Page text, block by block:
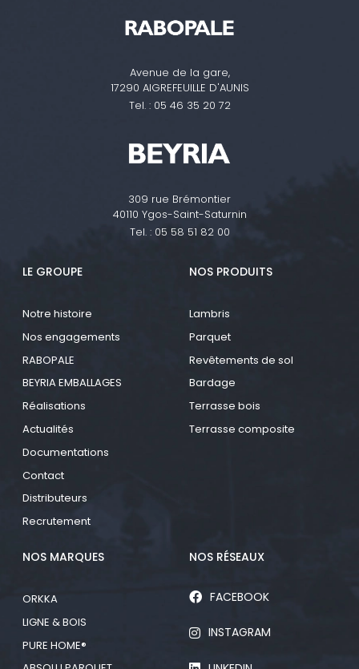
Avenue de la gare,
17290 AIGREFEUILLE D'AUNIS
Tel. : 05 46 35 20 72
309 rue Brémontier
40110 Ygos-Saint-Saturnin
Tel. : 05 58 51 82 00
LE GROUPE
Notre histoire
Nos engagements
RABOPALE
BEYRIA EMBALLAGES
Réalisations
Actualités
Documentations
Contact
Distributeurs
Recrutement
NOS PRODUITS
Lambris
Parquet
Revêtements de sol
Bardage
Terrasse bois
Terrasse composite
NOS MARQUES
ORKKA
LIGNE & BOIS
PURE HOME®
NOS RÉSEAUX
FACEBOOK
INSTAGRAM